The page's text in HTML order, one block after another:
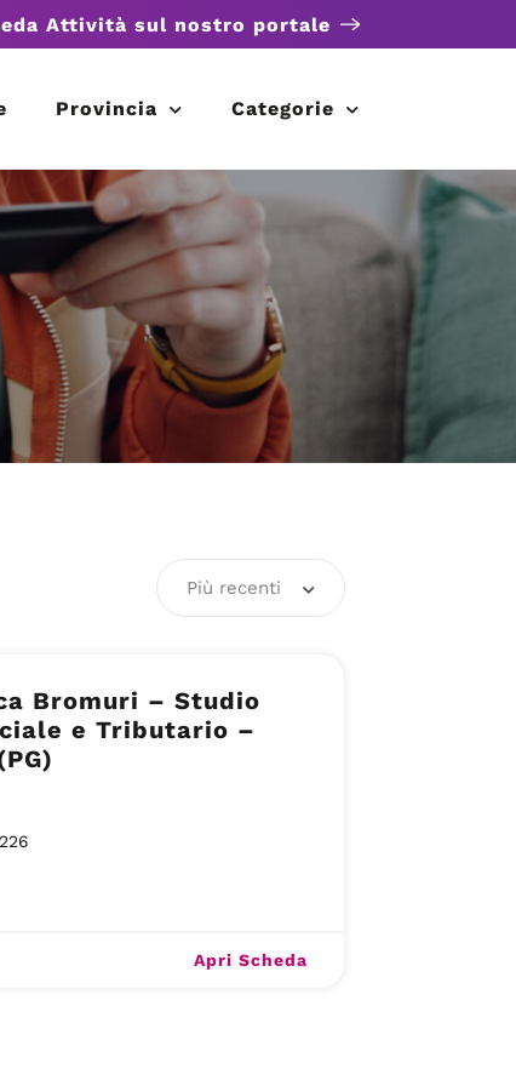
Attività sul nostro portale
Provincia Categorie
Più recenti
Bromuri – Studio
e Tributario –
Apri Scheda